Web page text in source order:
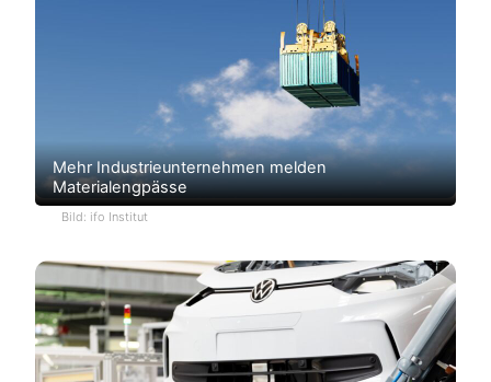
Mehr Industrieunternehmen melden
Materialengpässe
Bild: ifo Institut